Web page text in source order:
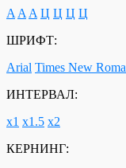
A A A Ц Ц Ц Ц
ШРИФТ:
Arial Times New
ИНТЕРВАЛ:
х1 х1.5 х2
КЕРНИНГ: